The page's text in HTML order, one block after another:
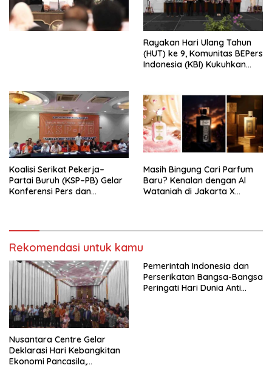
Undang-Undang
Perekonomian Nasional dan
Kesejahteraan Sosial dalam
Rayakan Hari Ulang Tahun
(HUT) ke 9, Komunitas BEPers
Indonesia (KBI) Kukuhkan
Tema: “Penguatan dan
Pengembangan Organisasi
KBI yang Berbasis Riset di
seluruh Indonesia dan
Mancanegara”.
Koalisi Serikat Pekerja–
Partai Buruh (KSP–PB) Gelar
Konferensi Pers dan
Masih Bingung Cari Parfum
Baru? Kenalan dengan Al
Wataniah di Jakarta X
Rekomendasi untuk kamu
Nusantara Centre Gelar
Deklarasi Hari Kebangkitan
Ekonomi Pancasila,
Pemerintah Indonesia dan
Perserikatan Bangsa-Bangsa
Peringati Hari Dunia Anti